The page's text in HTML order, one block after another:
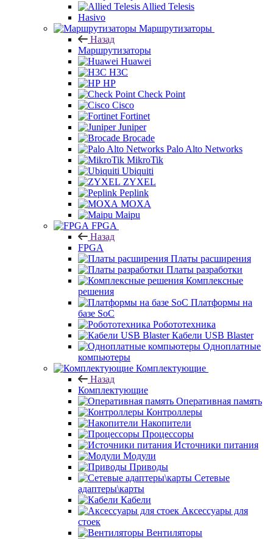
Allied Telesis
Hasivo
Маршрутизаторы
Назад
Маршрутизаторы
Huawei
H3C
HP
Check Point
Cisco
Fortinet
Juniper
Brocade
Palo Alto Networks
MikroTik
Ubiquiti
ZYXEL
Peplink
MOXA
Maipu
FPGA
Назад
FPGA
Платы расширения
Платы разработки
Комплексные
решения
Платформы на
базе SoC
Робототехника
Кабели USB Blaster
Одноплатные
компьютеры
Комплектующие
Назад
Комплектующие
Оперативная память
Контроллеры
Накопители
Процессоры
Источники питания
Модули
Приводы
Сетевые
адаптеры\карты
Кабели
Аксессуары для
стоек
Вентиляторы